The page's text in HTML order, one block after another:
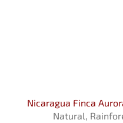
Nicaragua Finca
Natural,